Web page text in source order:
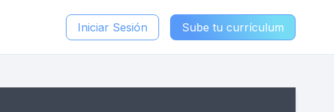
Iniciar Sesión Sube tu currículum